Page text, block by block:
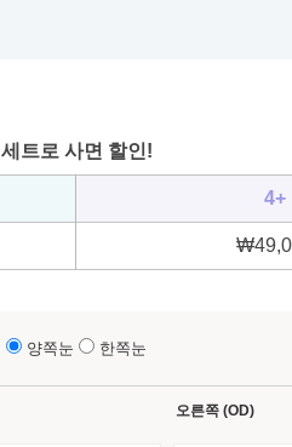
세트로 사면 할인!
4+
₩
양쪽눈 한쪽눈
오른쪽 (OD)